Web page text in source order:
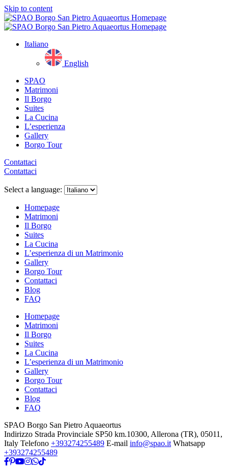
Skip to content
Italiano
English
SPAO
Matrimoni
Il Borgo
Suites
La Cucina
L’esperienza
Gallery
Borgo Tour
Contattaci
Contattaci
menu
Select a language:
Homepage
Matrimoni
Il Borgo
Suites
La Cucina
L’esperienza di un Matrimonio
Gallery
Borgo Tour
Contattaci
Blog
FAQ
Homepage
Matrimoni
Il Borgo
Suites
La Cucina
L’esperienza di un Matrimonio
Gallery
Borgo Tour
Contattaci
Blog
FAQ
SPAO Borgo San Pietro Aquaeortus
Indirizzo Strada Provinciale SP50 km.10300, Allerona (TR), 05011,
Italy Telefono +393274255489 E-mail info@spao.it Whatsapp
+393274255489